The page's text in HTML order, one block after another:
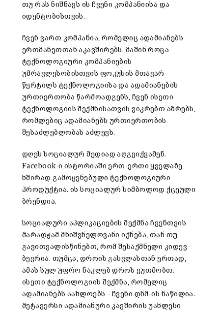
თუ რას ნიშნავს ის ჩვენი კომპანიისა და
იდენტობისთვის.
ჩვენ ვართ კომპანია, რომელიც ადამიანებს
ერთმანეთთან აკავშირებს. მაშინ როცა
ტექნოლოგიური კომპანიების
უმრავლესობისთვის ფოკუსის მთავარ
წერტილს ტექნოლოგიისა და ადამიანების
ურთიერთობა წარმოადგენს, ჩვენ ისეთი
ტექნოლოგიის შექმნისათვის ვიკრებთ აზრებს,
რომლებიც ადამიანებს ურთიერთობის
შესაძლებლობას აძლევს.
დღეს სოციალურ მედიად აღგვიქვამენ.
Facebook-ი ისტორიაში ერთ-ერთი ყველაზე
ხშირად გამოყენებული ტექნოლოგიური
პროდუქტია. ის სოციალურ სიმბოლოდ ქცეული
ბრენდია.
სოციალური აპლიკაციების შექმნა ჩვენთვის
მარადჟამ მნიშვნელოვანი იქნება, თან თუ
გავითვალისწინებთ, რომ შესაქმნელი კიდევ
ბევრია. თუმცა, დროის გასვლასთან ერთად,
ამას სულ უფრო ნაკლებ დროს ვუთმობთ.
ისეთი ტექნოლოგიის შექმნა, რომელიც
ადამიანებს აახლოებს – ჩვენი დნმ-ის ნაწილია.
მეტავერსი ადამიანური კავშირის უახლესი